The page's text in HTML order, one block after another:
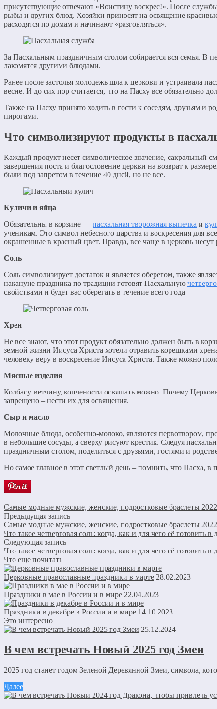
присутствующие отвечают «Воистину воскрес!». После
рыбы и других блюд. Хозяйки приносят на освящение
расходятся по домам и начинают «разговляться».
За Пасхальным праздничным столом собирается вся семья. В
лакомятся другими блюдами.
Ранее после застолья молодежь шла к церкови и устраивала
весне. И до сих пор считается, что на Пасху все обязательно
Также на Пасху принято ходить в гости к соседям, друзьям и
пирогами.
Что символизируют продукты в
Каждый продукт несет символическое значение, сакральный
завершения поста и благословение церкви на возврат к
были под запретом в течение 40 дней, но не все.
Куличи и яйца
Обязательны в корзине — пасхальная творожная выпечка и
ученикам. Это символ небесного царства и воскресения для
окрашенные в красный цвет. Правда, все чаще в церковь
Соль
Соль символизирует достаток и является оберегом, также
накануне праздника по традиции готовят Пасхальную
свойствами и будет вас оберегать в течение всего года.
Хрен
Не все знают, что этот продукт обязательно должен быть в
земной жизни Иисуса Христа хотели отравить корешками
человеку веру в воскресение Иисуса Христа. Также можно
Мясные изделия
Колбасу, ветчину, копчености освящать можно. Почему
запрещено – нести их для освящения.
Сыр и масло
Молочные блюда, особенно-молоко, являются первотвором,
в небольшие сосуды, а сверху рисуют крестик. Следуя
праздничным столом, поделиться с друзьями, гостями и
Но самое главное в этот светлый день – помнить, что Пасха, в
Самые модные мужские, женские, подростковые браслеты
Предыдущая запись
Самые модные мужские, женские, подростковые браслеты
Что такое четверговая соль: когда, как и для чего её готовить
Следующая запись
Что такое четверговая соль: когда, как и для чего её готовить
Что еще почитать
Церковные православные праздники в марте 28.02.2023
Праздники в мае в России и в мире 22.04.2023
Праздники в декабре в России и в мире 14.10.2023
Это интересно
25.12.2024
В чем встречать Новый 2025 год Змеи
2025 год станет годом Зеленой Деревянной Змеи, символа,
Далее